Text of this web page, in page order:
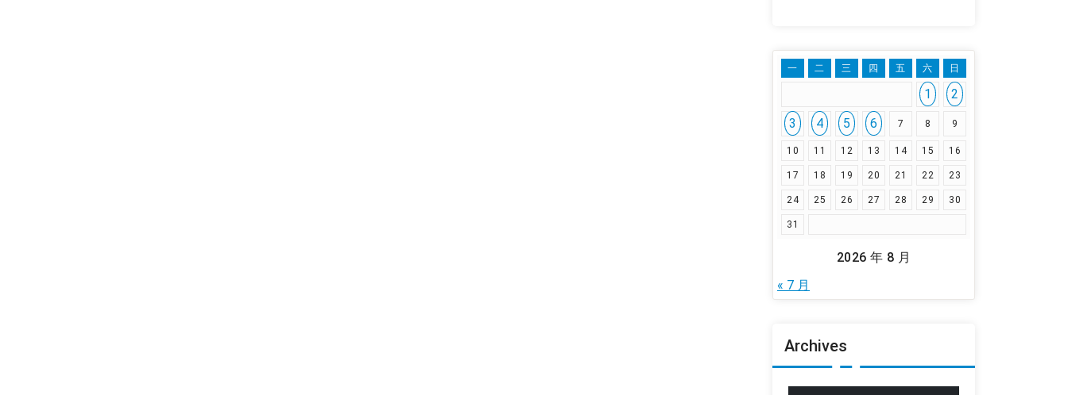
2026 年 8 月
一 二 三 四 五 六 日
1
2
3
4 5 6 7 8 9
10 11 12 13 14 15 16
17 18 19 20 21 22 23
24 25 26 27 28 29 30
31
« 7 月
Archives